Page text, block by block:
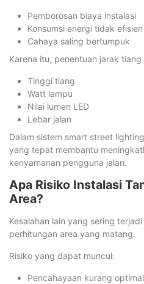
Pemborosan biaya instalasi
Konsumsi energi tidak efisien
Cahaya saling bertumpuk
Karena itu, penentuan jarak
Tinggi tiang
Watt lampu
Nilai lumen LED
Lebar jalan
Dalam sistem smart street
yang tepat membantu
kenyamanan pengguna jalan.
Apa Risiko Instalasi
Area?
Kesalahan lain yang sering
perhitungan area yang matang.
Risiko yang dapat muncul:
Pencahayaan kurang optimal